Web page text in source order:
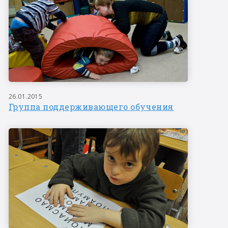
26.01.2015
Группа поддерживающего обучения